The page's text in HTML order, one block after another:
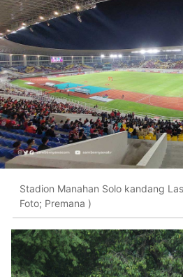
Stadion Manahan Solo kandang
Foto; Premana )